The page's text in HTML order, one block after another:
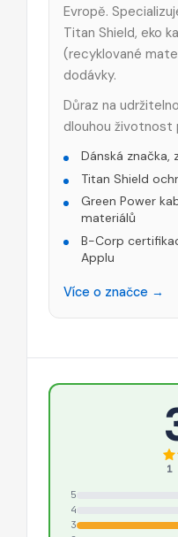
Evropě.
Titan Shield, eko
(recyklované
dodávky.
Důraz na
dlouhou životnost
Dánská značka,
Titan Shield
Green Power
materiálů
B-Corp
Applu
Více o značce →
1
5
4
3